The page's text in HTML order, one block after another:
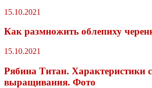
15.10.2021
Как размножить облепиху
15.10.2021
Рябина Титан. Характеристики
выращивания. Фото